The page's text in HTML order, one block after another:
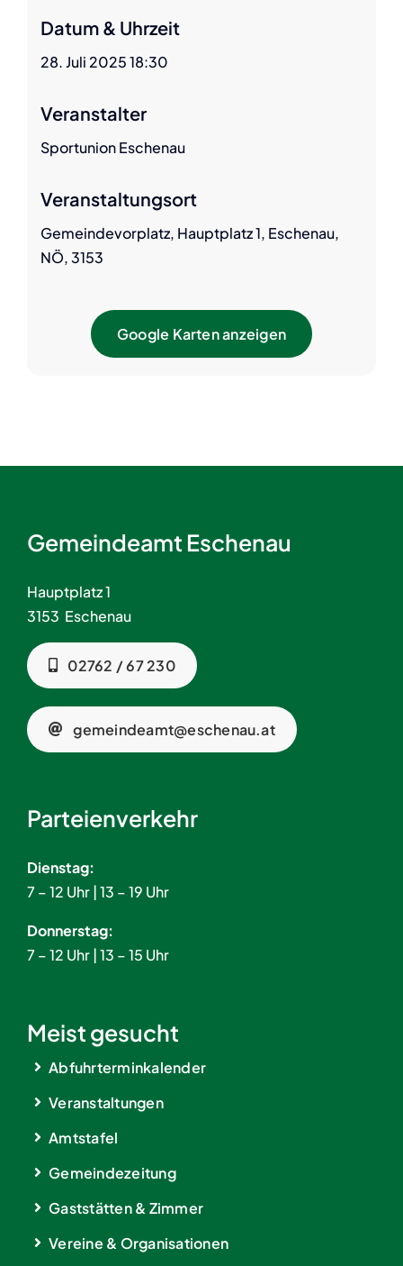
Datum & Uhrzeit
28. Juli 2025 18:30
Veranstalter
Sportunion Eschenau
Veranstaltungsort
Gemeindevorplatz, Hauptplatz 1, Eschenau,
NÖ, 3153
Google Karten anzeigen
Gemeindeamt Eschenau
Hauptplatz 1
3153 Eschenau
02762 / 67 230
gemeindeamt@eschenau.at
Parteienverkehr
Dienstag:
7 – 12 Uhr | 13 – 19 Uhr
Donnerstag:
7 – 12 Uhr | 13 – 15 Uhr
Meist gesucht
Abfuhrterminkalender
Veranstaltungen
Amtstafel
Gemeindezeitung
Gaststätten & Zimmer
Vereine & Organisationen